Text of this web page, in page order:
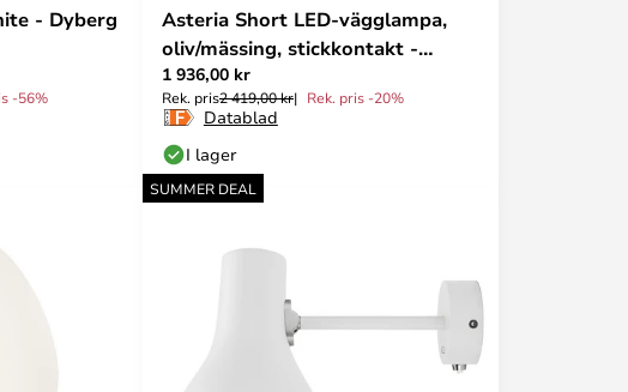
- Dyberg
-56%
Asteria Short LED-vägglampa,
oliv/mässing, stickkontakt -
UMAGE
1 936,00 kr
Rek. pris2 419,00 kr Rek. pris -20%
Datablad
I lager
SUMMER DEAL